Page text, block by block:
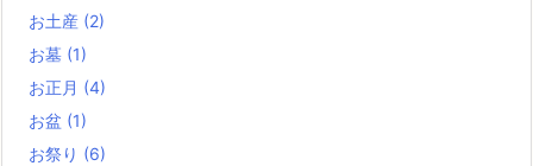
お土産 (2)
お墓 (1)
お正月 (4)
お盆 (1)
お祭り (6)